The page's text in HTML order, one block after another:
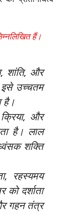
हैं।
शांति, और
इसे उच्चतम
है।
और
है। लाल
शक्ति
रहस्यमय
दर्शाता
गहन तंत्र